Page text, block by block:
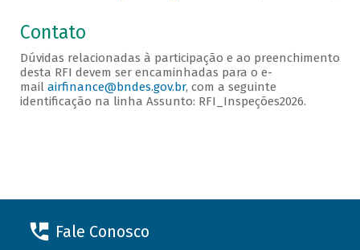
Contato
Dúvidas relacionadas à participação e ao preenchimento
desta RFI devem ser encaminhadas para o e-
mail airfinance@bndes.gov.br, com a seguinte
identificação na linha Assunto: RFI_Inspeções2026.
Fale Conosco